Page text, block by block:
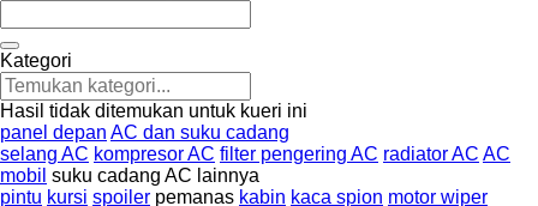
Kategori
Hasil tidak ditemukan untuk kueri ini
panel depan AC dan suku cadang
selang AC kompresor AC filter pengering AC radiator AC AC
mobil suku cadang AC lainnya
pintu kursi spoiler pemanas kabin kaca spion motor wiper